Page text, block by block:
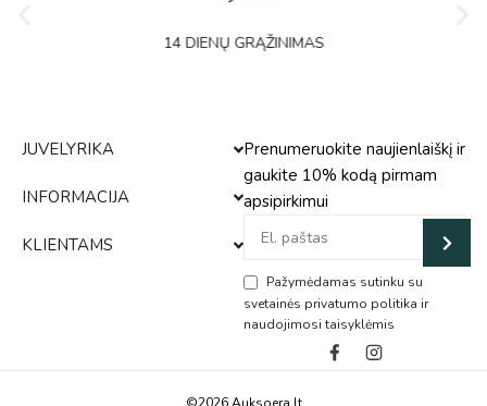
14 DIENŲ GRĄŽINIMAS
JUVELYRIKA
INFORMACIJA
KLIENTAMS
Prenumeruokite naujienlaiškį ir
gaukite 10% kodą pirmam
apsipirkimui
Pažymėdamas sutinku su
svetainės privatumo politika ir
naudojimosi taisyklėmis
Alternative: